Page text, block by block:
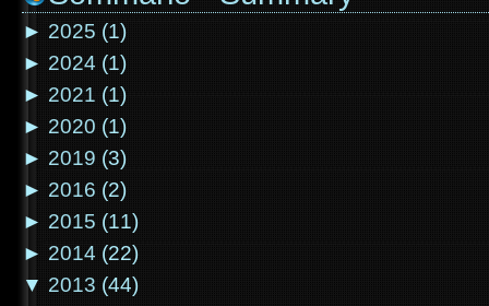
► 2025 (1)
► 2024 (1)
► 2021 (1)
► 2020 (1)
► 2019 (3)
► 2016 (2)
► 2015 (11)
► 2014 (22)
▼ 2013 (44)